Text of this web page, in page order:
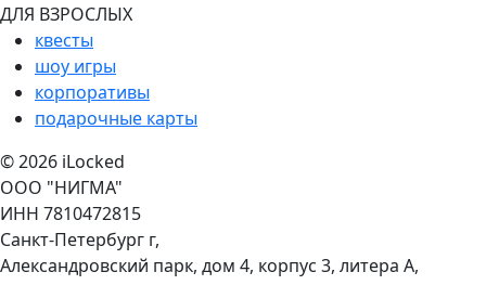
ДЛЯ ВЗРОСЛЫХ
квесты
шоу игры
корпоративы
подарочные карты
© 2026 iLocked
ООО "НИГМА"
ИНН 7810472815
Санкт-Петербург г,
Александровский парк, дом 4, корпус 3, литера А,